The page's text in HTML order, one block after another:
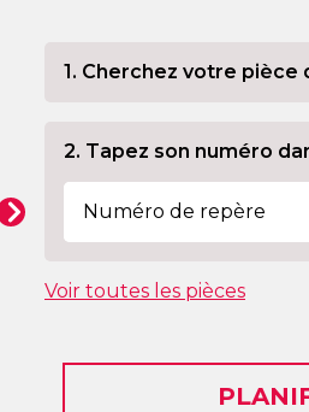
1. Cherchez votre pièce
2. Tapez son numéro
Voir toutes les pièces